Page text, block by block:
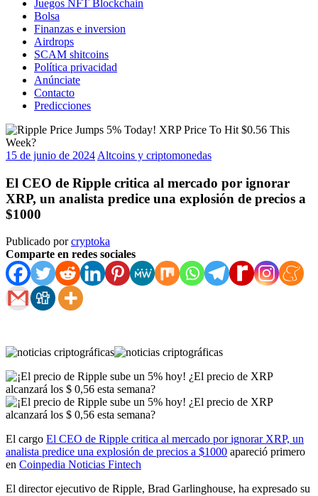
Juegos NFT Blockchain
Bolsa
Finanzas e inversion
Airdrops
SCAM shitcoins
Política privacidad
Anúnciate
Contacto
Predicciones
15 de junio de 2024 Altcoins y criptomonedas
El CEO de Ripple critica al mercado por ignorar
XRP, un analista predice una explosión de precios a
$1000
Publicado porcryptoka
Comparte en redes sociales
El cargo El CEO de Ripple critica al mercado por ignorar XRP, un
analista predice una explosión de precios a $1000 apareció primero
en Coinpedia Noticias Fintech
El director ejecutivo de Ripple, Brad Garlinghouse, ha expresado su